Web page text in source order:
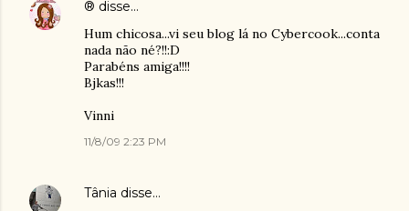
® disse…
Hum chicosa...vi seu blog lá no Cybercook...conta
nada não né?!!:D
Parabéns amiga!!!!
Bjkas!!!
Vinni
11/8/09 2:23 PM
Tânia disse…